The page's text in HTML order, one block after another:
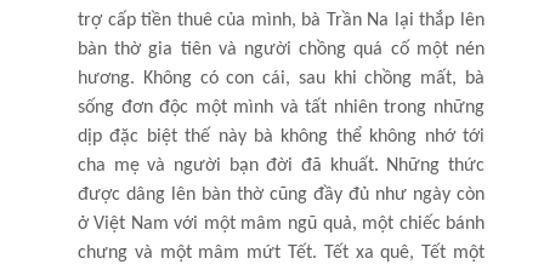
trợ cấp tiền thuê của mình, bà Trần Na lại thắp lên
bàn thờ gia tiên và người chồng quá cố một nén
hương. Không có con cái, sau khi chồng mất, bà
sống đơn độc một mình và tất nhiên trong những
dịp đặc biệt thế này bà không thể không nhớ tới
cha mẹ và người bạn đời đã khuất. Những thức
được dâng lên bàn thờ cũng đầy đủ như ngày còn
ở Việt Nam với một mâm ngũ quả, một chiếc bánh
chưng và một mâm mứt Tết. Tết xa quê, Tết một